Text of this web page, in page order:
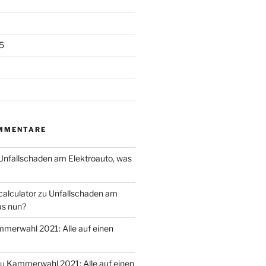
am Elektroauto, was
zu Unfallschaden am
nun?
2021: Alle auf einen
Kammerwahl 2021: Alle auf einen